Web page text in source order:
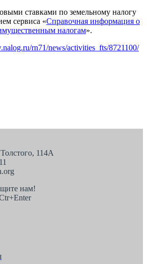
ставками по земельному налогу
сервиса «Справочная информация о
налогам».
rn71/news/activities_fts/8721100/
114А
нам!